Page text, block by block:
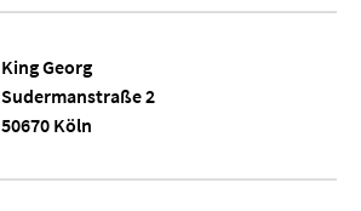
King Georg
Sudermanstraße 2
50670 Köln